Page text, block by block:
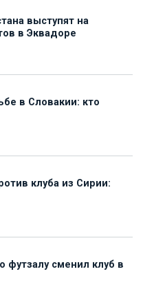
выступят на
в Эквадоре
в Словакии: кто
клуба из Сирии:
футзалу сменил клуб в